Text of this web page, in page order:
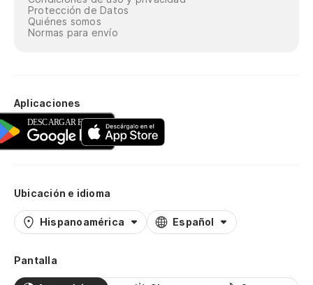
Protección de Datos
Quiénes somos
Normas para envío
Aplicaciones
Ubicación e idioma
Hispanoamérica Español
Pantalla